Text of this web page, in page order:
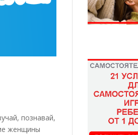
познавай,
женщины